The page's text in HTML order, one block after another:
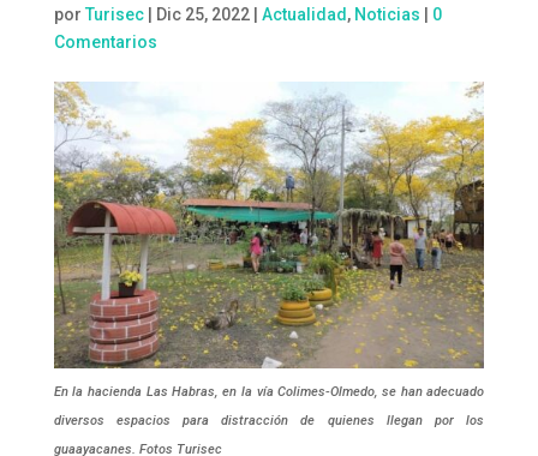
por Turisec| Dic 25, 2022| Actualidad , Noticias
0
Comentarios
En la hacienda Las Habras, en la vía Colimes-Olmedo, se han adecuado
diversos espacios para distracción de quienes llegan por los
guaayacanes. Fotos Turisec